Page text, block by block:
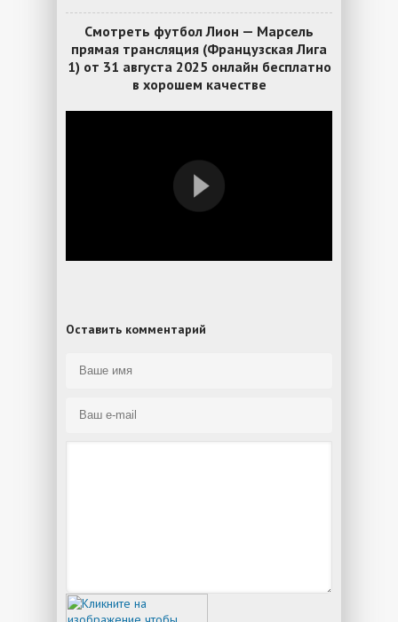
Смотреть футбол Лион — Марсель
прямая трансляция (Французская Лига
1) от 31 августа 2025 онлайн бесплатно
в хорошем качестве
Оставить комментарий